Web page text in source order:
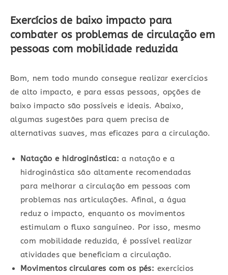
Exercícios de baixo impacto para
combater os problemas de circulação em
pessoas com mobilidade reduzida
Bom, nem todo mundo consegue realizar exercícios
de alto impacto, e para essas pessoas, opções de
baixo impacto são possíveis e ideais. Abaixo,
algumas sugestões para quem precisa de
alternativas suaves, mas eficazes para a circulação.
Natação e hidroginástica:a natação e a
hidroginástica são altamente recomendadas
para melhorar a circulação em pessoas com
problemas nas articulações. Afinal, a água
reduz o impacto, enquanto os movimentos
estimulam o fluxo sanguíneo. Por isso, mesmo
com mobilidade reduzida, é possível realizar
atividades que beneficiam a circulação.
Movimentos circulares com os pés: exercícios